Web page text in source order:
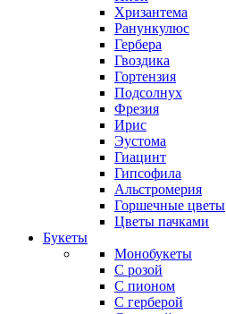
Хризантема
Ранункулюс
Гербера
Гвоздика
Гортензия
Подсолнух
Фрезия
Ирис
Эустома
Гиацинт
Гипсофила
Альстромерия
Горшечные цветы
Цветы пачками
Букеты
Монобукеты
С розой
С пионом
С герберой